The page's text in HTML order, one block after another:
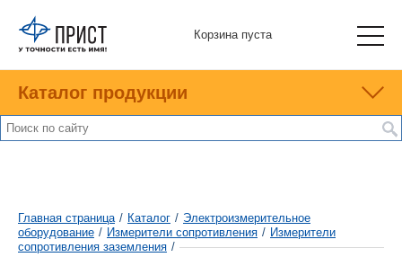
Корзина пуста
Каталог продукции
Главная страница / Каталог / Электроизмерительное
оборудование / Измерители сопротивления / Измерители
сопротивления заземления /